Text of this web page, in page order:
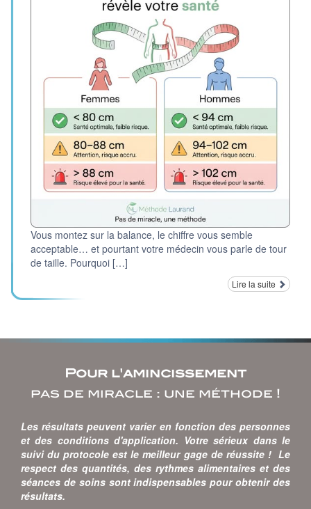
Vous montez sur la balance, le chiffre vous semble
acceptable… et pourtant votre médecin vous parle de tour
de taille. Pourquoi […]
Lire la suite
Pour l'amincissement
pas de miracle : une méthode !
Les résultats peuvent varier en fonction des personnes
et des conditions d'application. Votre sérieux dans le
suivi du protocole est le meilleur gage de réussite ! Le
respect des quantités, des rythmes alimentaires et des
séances de soins sont indispensables pour obtenir des
résultats.